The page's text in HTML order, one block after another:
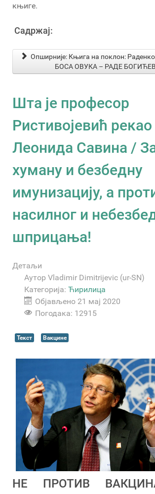
књиге.
Садржај:
Опширније: Књига на поклон:
БОСА ОВУКА – РАДЕ
Шта је професор
Ристивојевић
Леонида Савина /
хуману и безбедну
имунизацију, а
насилног и
шприцања!
Детаљи
Аутор Vladimir Dimitrijevic (ur-SN)
Категорија: Ћирилица
Објављено 21 мај 2020
Погодака: 12915
Текст Вакцине
НЕ ПРОТИВ